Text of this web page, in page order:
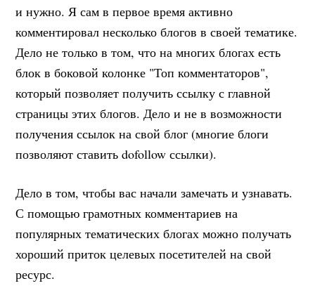
и нужно. Я сам в первое время активно
комментировал несколько блогов в своей тематике.
Дело не только в том, что на многих блогах есть
блок в боковой колонке "Топ комментаторов",
который позволяет получить ссылку с главной
страницы этих блогов. Дело и не в возможности
получения ссылок на свой блог (многие блоги
позволяют ставить dofollow ссылки).
Дело в том, чтобы вас начали замечать и узнавать.
С помощью грамотных комментариев на
популярных тематических блогах можно получать
хороший приток целевых посетителей на свой
ресурс.